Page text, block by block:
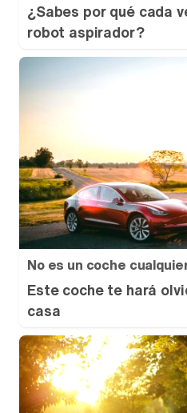
¿Sabes por qué cada
robot aspirador?
No es un coche
Este coche te hará
casa